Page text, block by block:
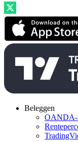
Beleggen
OANDA-